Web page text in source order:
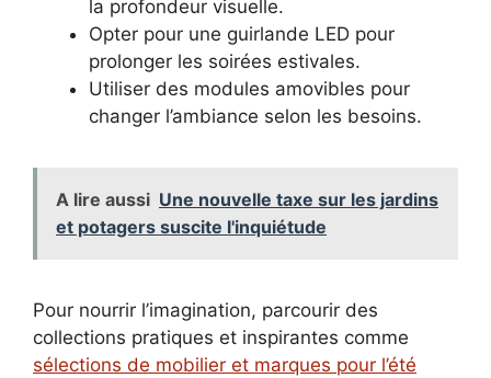
la profondeur visuelle.
Opter pour une guirlande LED pour
prolonger les soirées estivales.
Utiliser des modules amovibles pour
changer l’ambiance selon les besoins.
A lire aussi Une nouvelle taxe sur les jardins
et potagers suscite l'inquiétude
Pour nourrir l’imagination, parcourir des
collections pratiques et inspirantes comme
sélections de mobilier et marques pour l’été